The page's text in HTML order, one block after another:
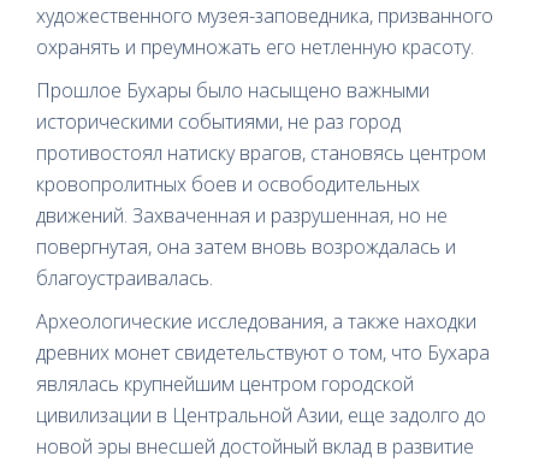
художественного музея-заповедника, призванного
охранять и преумножать его нетленную красоту.
Прошлое Бухары было насыщено важными
историческими событиями, не раз город
противостоял натиску врагов, становясь центром
кровопролитных боев и освободительных
движений. Захваченная и разрушенная, но не
повергнутая, она затем вновь возрождалась и
благоустраивалась.
Археологические исследования, а также находки
древних монет свидетельствуют о том, что Бухара
являлась крупнейшим центром городской
цивилизации в Центральной Азии, еще задолго до
новой эры внесшей достойный вклад в развитие